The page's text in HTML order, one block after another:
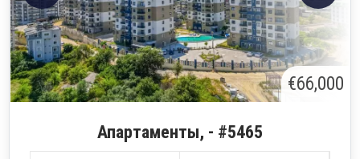
€66,000
Апартаменты, - #5465